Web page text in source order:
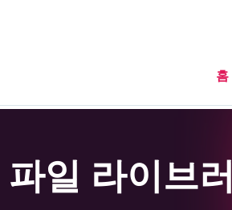
홈
일 라이브러